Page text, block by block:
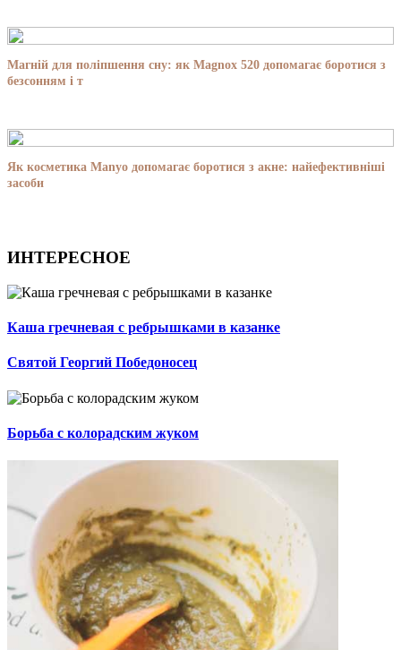
Магній для поліпшення сну: як Magnox 520 допомагає боротися з
безсонням і т
Як косметика Manyo допомагає боротися з акне: найефективніші
засоби
ИНТЕРЕСНОЕ
Каша гречневая с ребрышками в казанке
Святой Георгий Победоносец
Борьба с колорадским жуком